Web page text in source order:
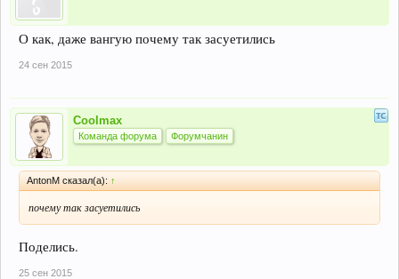
О как, даже вангую почему так засуетились
24 сен 2015
Coolmax
Команда форума Форумчанин
AntonM сказал(а): ↑
почему так засуетились
Поделись.
25 сен 2015